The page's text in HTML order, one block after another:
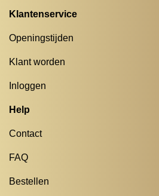
Klantenservice
Openingstijden
Klant worden
Inloggen
Help
Contact
FAQ
Bestellen